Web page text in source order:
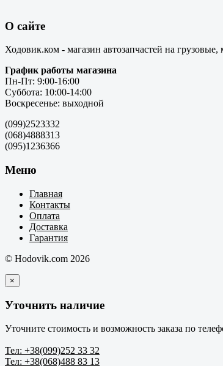
О сайте
Ходовик.ком - магазин автозапчастей на
График работы магазина
Пн-Пт: 9:00-16:00
Суббота: 10:00-14:00
Воскресенье: выходной
(099)2523332
(068)4888313
(095)1236366
Меню
Главная
Контакты
Оплата
Доставка
Гарантия
© Hodovik.com 2026
×
Уточнить наличие
Уточните стоимость и возможность заказа по
Тел: +38(099)252 33 32
Тел: +38(068)488 83 13